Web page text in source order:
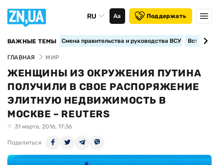
RU Аа Поддержать
ВАЖНЫЕ ТЕМЫ Смена правительства и руководства ВСУ
ГЛАВНАЯ МИР
ЖЕНЩИНЫ ИЗ ОКРУЖЕНИЯ ПУТИНА
ПОЛУЧИЛИ В СВОЕ РАСПОРЯЖЕНИЕ
ЭЛИТНУЮ НЕДВИЖИМОСТЬ В
МОСКВЕ – REUTERS
31 марта, 2016, 17:36
Поделиться